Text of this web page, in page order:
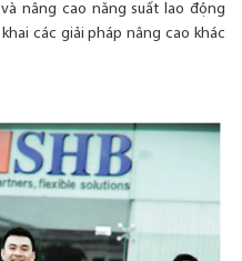
nâng cao năng suất lao động
các giải pháp nâng cao khác